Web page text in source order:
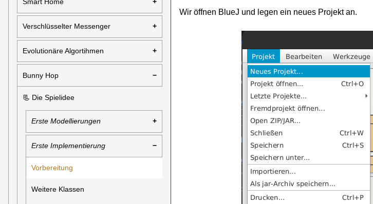
Smart Home
Verschlüsselter Messenger
Evolutionäre Algortihmen
Bunny Hop
📃 Die Spielidee
Erste Modellierungen
Erste Implementierung
Vorbereitung
Weitere Klassen
Wir öffnen BlueJ und legen ein neues Projekt an.